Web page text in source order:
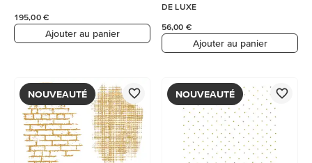
195,00 €
Ajouter au panier
DE LUXE
56,00 €
Ajouter au panier
NOUVEAUTÉ NOUVEAUTÉ